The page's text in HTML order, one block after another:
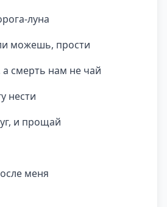
луна
можешь, прости
смерть нам не чай
нести
и прощай
меня